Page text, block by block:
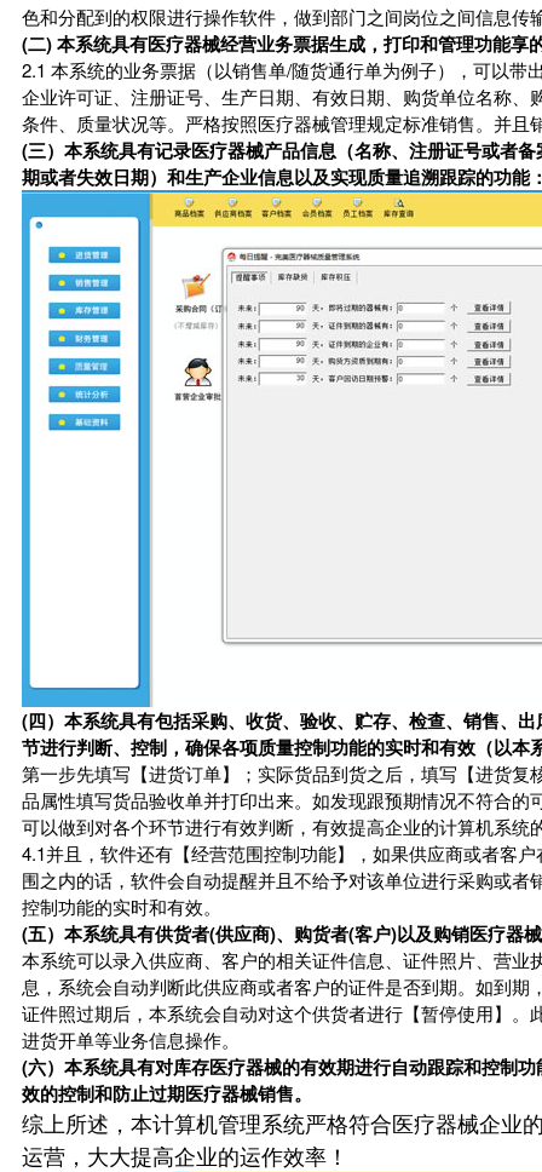
色和分配到的权限进行操作软件，做到部门之间岗位之间信息传
(二) 本系统具有医疗器械经营业务票据生成，打印和管理功能享
2.1 本系统的业务票据（以销售单/随货通行单为例子），可以
企业许可证、注册证号、生产日期、有效日期、购货单位名称
条件、质量状况等。严格按照医疗器械管理规定标准销售。并
(三）本系统具有记录医疗器械产品信息（名称、注册证号或者
期或者失效日期）和生产企业信息以及实现质量追溯跟踪的功能
(四）本系统具有包括采购、收货、验收、贮存、检查、销售、
节进行判断、控制，确保各项质量控制功能的实时和有效（以本
第一步先填写【进货订单】；实际货品到货之后，填写【进货
品属性填写货品验收单并打印出来。如发现跟预期情况不符合
可以做到对各个环节进行有效判断，有效提高企业的计算机系统
4.1并且，软件还有【经营范围控制功能】，如果供应商或者客
围之内的话，软件会自动提醒并且不给予对该单位进行采购或
控制功能的实时和有效。
(五）本系统具有供货者(供应商)、购货者(客户)以及购销医疗器
本系统可以录入供应商、客户的相关证件信息、证件照片、营
息，系统会自动判断此供应商或者客户的证件是否到期。如到
证件照过期后，本系统会自动对这个供货者进行【暂停使用】
进货开单等业务信息操作。
(六）本系统具有对库存医疗器械的有效期进行自动跟踪和控制
效的控制和防止过期医疗器械销售。
综上所述，本计算机管理系统严格符合医疗器械企业
运营，大大提高企业的运作效率！